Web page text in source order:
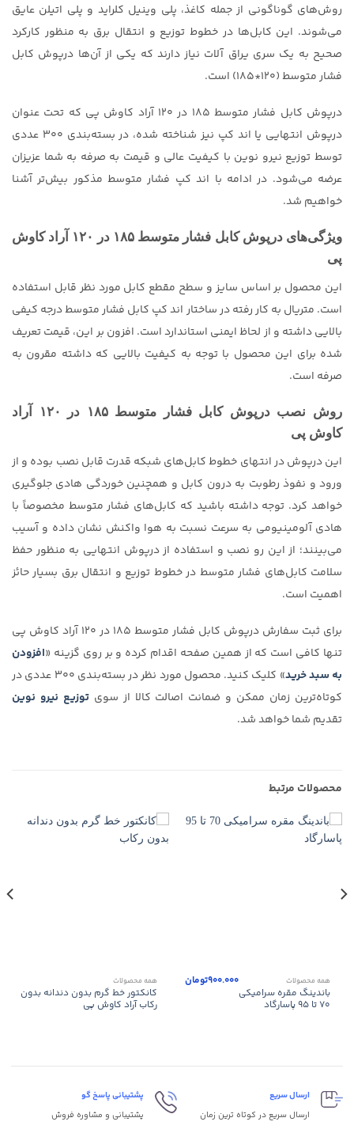
روش‌های گوناگونی از جمله کاغذ، پلی وینیل کلراید و پلی اتیلن عایق
می‌شوند. این کابل‌ها در خطوط توزیع و انتقال برق به منظور کارکرد
صحیح به یک سری یراق آلات نیاز دارند که یکی از آن‌ها درپوش کابل
فشار متوسط (۱۲۰*۱۸۵) است.
درپوش کابل فشار متوسط ۱۸۵ در ۱۲۰ آراد کاوش پی که تحت عنوان
درپوش انتهایی یا اند کپ نیز شناخته شده، در بسته‌بندی ۳۰۰ عددی
توسط توزیع نیرو نوین با کیفیت عالی و قیمت به صرفه به شما عزیزان
عرضه می‌شود. در ادامه با اند کپ فشار متوسط مذکور بیش‌تر آشنا
خواهیم شد.
ویژگی‌های درپوش کابل فشار متوسط ۱۸۵ در ۱۲۰ آراد کاوش
پی
این محصول بر اساس سایز و سطح مقطع کابل مورد نظر قابل استفاده
است. متریال به کار رفته در ساختار اند کپ کابل فشار متوسط درجه کیفی
بالایی داشته و از لحاظ ایمنی استاندارد است. افزون بر این، قیمت تعریف
شده برای این محصول با توجه به کیفیت بالایی که داشته مقرون به
صرفه است.
روش نصب درپوش کابل فشار متوسط ۱۸۵ در ۱۲۰ آراد
کاوش پی
این درپوش در انتهای خطوط کابل‌های شبکه قدرت قابل نصب بوده و از
ورود و نفوذ رطوبت به درون کابل و همچنین خوردگی هادی جلوگیری
خواهد کرد. توجه داشته باشید که کابل‌های فشار متوسط مخصوصاً با
هادی آلومینیومی به سرعت نسبت به هوا واکنش نشان داده و آسیب
می‌بینند؛ از این رو نصب و استفاده از درپوش انتهایی به منظور حفظ
سلامت کابل‌های فشار متوسط در خطوط توزیع و انتقال برق بسیار حائز
اهمیت است.
برای ثبت سفارش درپوش کابل فشار متوسط ۱۸۵ در ۱۲۰ آراد کاوش پی
تنها کافی است که از همین صفحه اقدام کرده و بر روی گزینه «افزودن
به سبد خرید
» کلیک کنید. محصول مورد نظر در بسته‌بندی ۳۰۰ عددی در
کوتاه‌ترین زمان ممکن و ضمانت اصالت کالا از سوی توزیع نیرو نوین
تقدیم شما خواهد شد.
محصولات مرتبط
همه محصولات
باندینگ مقره سرامیکی
۷۰ تا ۹۵ پاسارگاد
900.000تومان همه محصولات
کانکتور خط گرم بدون دندانه بدون
رکاب آراد کاوش پی
ارسال سریع
ارسال سریع در کوتاه ترین زمان
پشتیبانی پاسخ گو
پشتیبانی و مشاوره فروش